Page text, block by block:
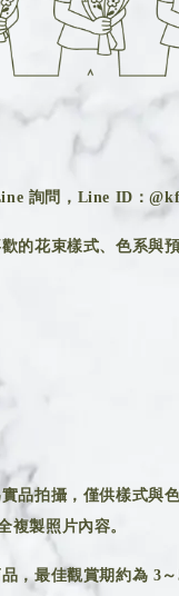
詢問，Line ID：
的花束樣式、色系與
品拍攝，僅供樣式與
複製照片內容。
，最佳觀賞期約為 3